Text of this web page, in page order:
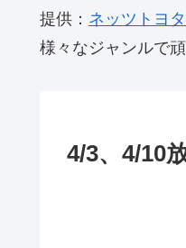
提供： ネッツトヨ
様々なジャンルで
4/3、4/10